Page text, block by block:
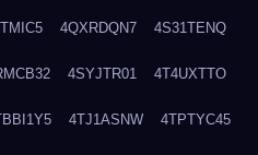
4QXRDQN7 4S31TENQ
4SYJTR01 4T4UXTTO
4TJ1ASNW 4TPTYC45